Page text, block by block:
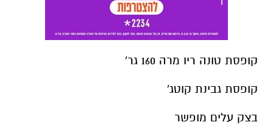
קופסת טונה ריו מרה 160 גר'
קופסת גבינת קוטג'
בצק עלים מופשר